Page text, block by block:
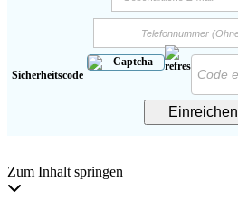
Sicherheitscode
Einreichen
Zum Inhalt springen